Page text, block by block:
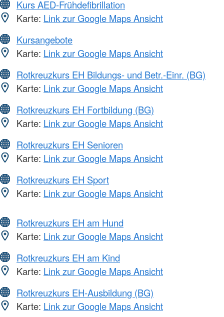
Kurs AED-Frühdefibrillation
Karte: Link zur Google Maps Ansicht
Kursangebote
Karte: Link zur Google Maps Ansicht
Rotkreuzkurs EH Bildungs- und Betr.-Einr. (BG)
Karte: Link zur Google Maps Ansicht
Rotkreuzkurs EH Fortbildung (BG)
Karte: Link zur Google Maps Ansicht
Rotkreuzkurs EH Senioren
Karte: Link zur Google Maps Ansicht
Rotkreuzkurs EH Sport
Karte: Link zur Google Maps Ansicht
Rotkreuzkurs EH am Hund
Karte: Link zur Google Maps Ansicht
Rotkreuzkurs EH am Kind
Karte: Link zur Google Maps Ansicht
Rotkreuzkurs EH-Ausbildung (BG)
Karte: Link zur Google Maps Ansicht